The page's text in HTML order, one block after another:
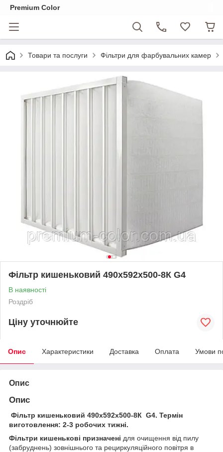
Premium Color
Товари та послуги Фільтри для фарбувальних камер
Фільтр кишеньковий 490х592х500-8К G4
В наявності
Роздріб
Ціну уточнюйте
Опис Характеристики Доставка Оплата Умови
Опис
Опис
Фільтр кишеньковий 490х592х500-8К G4. Термін
виготовлення: 2-3 робочих тижні.
Фільтри кишенькові призначені для очищення від пилу
(забруднень) зовнішнього та рециркуляційного повітря в